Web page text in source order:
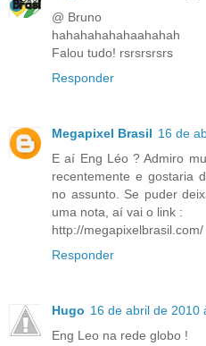
@ Bruno
hahahahahahaahahah
Falou tudo! rsrsrsrsrs
Responder
Megapixel Brasil 16 de
E aí Eng Léo ? Admiro
recentemente e gostaria
no assunto. Se puder
uma nota, aí vai o link :
http://megapixelbrasil.com/
Responder
Hugo 16 de abril de 2010
Eng Leo na rede globo !